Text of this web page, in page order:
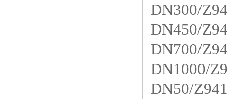
DN300/
DN450/
DN700/
DN1000/
DN50/